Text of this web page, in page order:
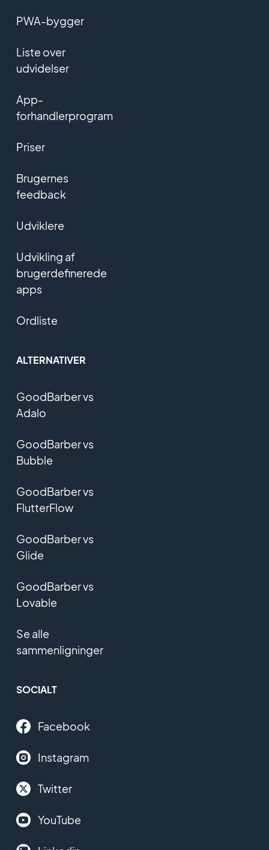
PWA-bygger
Liste over
udvidelser
App-
forhandlerprogram
Priser
Brugernes
feedback
Udviklere
Udvikling af
brugerdefinerede
apps
Ordliste
ALTERNATIVER
GoodBarber vs
Adalo
GoodBarber vs
Bubble
GoodBarber vs
FlutterFlow
GoodBarber vs
Glide
GoodBarber vs
Lovable
Se alle
sammenligninger
SOCIALT
Facebook
Instagram
Twitter
YouTube